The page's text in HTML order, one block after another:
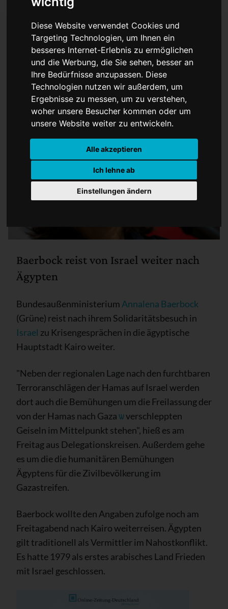
Diese Website verwendet Cookies und
Targeting Technologien, um Ihnen ein
besseres Internet-Erlebnis zu ermöglichen
und die Werbung, die Sie sehen, besser an
Ihre Bedürfnisse anzupassen. Diese
Technologien nutzen wir außerdem, um
Ergebnisse zu messen, um zu verstehen,
woher unsere Besucher kommen oder um
unsere Website weiter zu entwickeln.
Alle akzeptieren
Ich lehne ab
Einstellungen ändern
Baerbock reist von Israel
weiter nach Ägypten
Baerbock reist von Israel weiter nach
Ägypten
Bundesaußenministerium Annalena Baerbock
(Grüne) reist nach ihrem Solidaritätsbesuch in
Israel zu Krisengesprächen in die ägyptische
Hauptstadt Kairo weiter.
"Neben der regionalen Lage nach den furchtbaren
Terroranschlägen der Hamas auf Israel werden
dort auch die Bemühungen um die Freilassung der
von der Hamas nach Gazaѡverschleppten
Geiseln im Mittelpunkt stehen", hieß es am
Freitag aus Delegationskreisen. Außerdem gehe
es um die die humanitären Bemühungen
Ägyptens für die Zivilbevölkerung im
Gazastreifen.
Baerbock wollte den Angaben zufolge noch am
Freitagabend nach Kairo weiterreisen. Ägypten
gilt traditionell als Vermittler im Nahostkonflikt.
Es hatte 1979 als erstes arabisches Land Frieden
mit Israel geschlossen.